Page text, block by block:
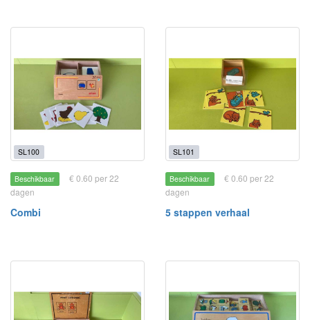
SL100
Beschikbaar
€ 0.60 per 22
dagen
Combi
SL101
Beschikbaar
€ 0.60 per 22
dagen
5 stappen verhaal